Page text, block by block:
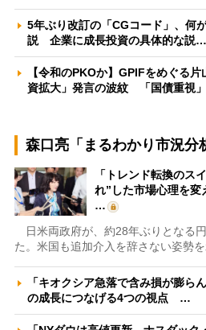
5年ぶり改訂の「CGコード」、何
説 企業に成長投資の具体的な説…
【令和のPKOか】GPIFをめぐる
資拡大」発言の波紋 「国債重視
森口亮「まるわかり市況分
「トレンド転換のス
れ”した市場心理を変
…
日米両政府が、約28年ぶりとなる
た。米国も追加介入を辞さない姿勢
「キオクシア急落で含み損が膨
の成長につなげる4つの視点 …